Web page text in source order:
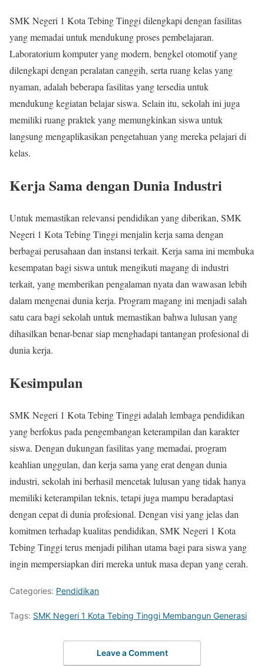
SMK Negeri 1 Kota Tebing Tinggi dilengkapi dengan fasilitas
yang memadai untuk mendukung proses pembelajaran.
Laboratorium komputer yang modern, bengkel otomotif yang
dilengkapi dengan peralatan canggih, serta ruang kelas yang
nyaman, adalah beberapa fasilitas yang tersedia untuk
mendukung kegiatan belajar siswa. Selain itu, sekolah ini juga
memiliki ruang praktek yang memungkinkan siswa untuk
langsung mengaplikasikan pengetahuan yang mereka pelajari di
kelas.
Kerja Sama dengan Dunia Industri
Untuk memastikan relevansi pendidikan yang diberikan, SMK
Negeri 1 Kota Tebing Tinggi menjalin kerja sama dengan
berbagai perusahaan dan instansi terkait. Kerja sama ini membuka
kesempatan bagi siswa untuk mengikuti magang di industri
terkait, yang memberikan pengalaman nyata dan wawasan lebih
dalam mengenai dunia kerja. Program magang ini menjadi salah
satu cara bagi sekolah untuk memastikan bahwa lulusan yang
dihasilkan benar-benar siap menghadapi tantangan profesional di
dunia kerja.
Kesimpulan
SMK Negeri 1 Kota Tebing Tinggi adalah lembaga pendidikan
yang berfokus pada pengembangan keterampilan dan karakter
siswa. Dengan dukungan fasilitas yang memadai, program
keahlian unggulan, dan kerja sama yang erat dengan dunia
industri, sekolah ini berhasil mencetak lulusan yang tidak hanya
memiliki keterampilan teknis, tetapi juga mampu beradaptasi
dengan cepat di dunia profesional. Dengan visi yang jelas dan
komitmen terhadap kualitas pendidikan, SMK Negeri 1 Kota
Tebing Tinggi terus menjadi pilihan utama bagi para siswa yang
ingin mempersiapkan diri mereka untuk masa depan yang cerah.
Categories: Pendidikan
Tags: SMK Negeri 1 Kota Tebing Tinggi Membangun Generasi
Leave a Comment